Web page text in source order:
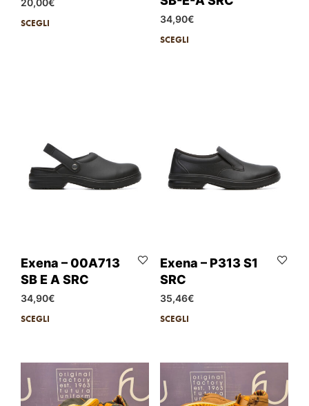
SCEGLI
34,90€
SCEGLI
Exena – 00A713
SB E A SRC
34,90€
SCEGLI
Exena – P313 S1
SRC
35,46€
SCEGLI